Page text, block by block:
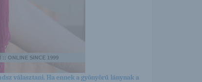
választani. Ha ennek a gyönyörű lánynak a